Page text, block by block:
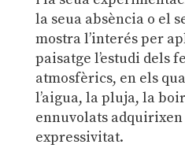
la seua absència o el
mostra l’interés per
paisatge l’estudi dels
atmosfèrics, en els
l’aigua, la pluja, la
ennuvolats
expressivitat.